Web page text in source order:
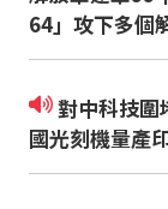
64」攻下多個
對中科技圍堵反加速中國科技自主？！中
國光刻機量產